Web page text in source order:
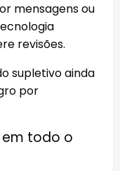
mensagens ou
revisões.
supletivo ainda
por
todo o